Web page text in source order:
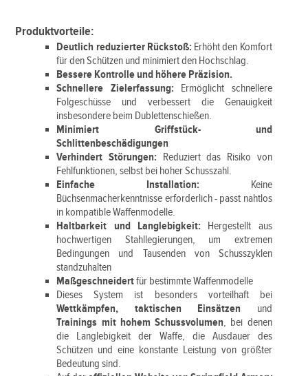
Produktvorteile:
Deutlich reduzierter Rückstoß: Erhöht den Komfort
für den Schützen und minimiert den Hochschlag.
Bessere Kontrolle und höhere Präzision.
Schnellere Zielerfassung: Ermöglicht schnellere
Folgeschüsse und verbessert die Genauigkeit
insbesondere beim Dublettenschießen.
Minimiert Griffstück- und
Schlittenbeschädigungen
Verhindert Störungen: Reduziert das Risiko von
Fehlfunktionen, selbst bei hoher Schusszahl.
Einfache Installation: Keine
Büchsenmacherkenntnisse erforderlich - passt nahtlos
in kompatible Waffenmodelle.
Haltbarkeit und Langlebigkeit: Hergestellt aus
hochwertigen Stahllegierungen, um extremen
Bedingungen und Tausenden von Schusszyklen
standzuhalten
Maßgeschneidertfür bestimmte Waffenmodelle
Dieses System ist besonders vorteilhaft bei
Wettkämpfen, taktischen Einsätzen und
Trainings mit hohem Schussvolumen, bei denen
die Langlebigkeit der Waffe, die Ausdauer des
Schützen und eine konstante Leistung von größter
Bedeutung sind.